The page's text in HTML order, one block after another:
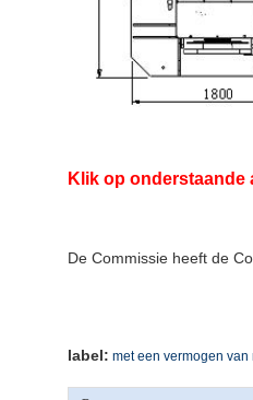
Klik op onderstaande
De Commissie heeft de
label: met een vermogen van